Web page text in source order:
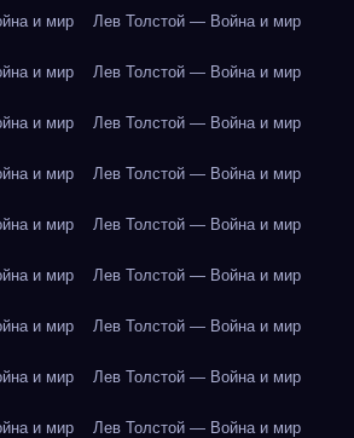
и мир Лев Толстой — Война и мир
и мир Лев Толстой — Война и мир
и мир Лев Толстой — Война и мир
и мир Лев Толстой — Война и мир
и мир Лев Толстой — Война и мир
и мир Лев Толстой — Война и мир
и мир Лев Толстой — Война и мир
и мир Лев Толстой — Война и мир
и мир Лев Толстой — Война и мир